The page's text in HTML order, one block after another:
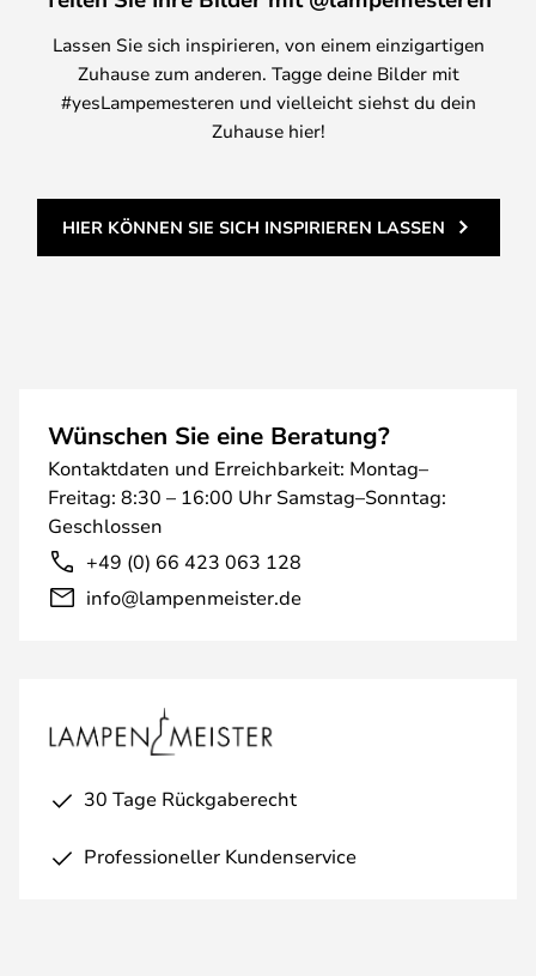
Lassen Sie sich inspirieren, von einem einzigartigen
Zuhause zum anderen. Tagge deine Bilder mit
#yesLampemesteren und vielleicht siehst du dein
Zuhause hier!
HIER KÖNNEN SIE SICH INSPIRIEREN LASSEN
Wünschen Sie eine Beratung?
Kontaktdaten und Erreichbarkeit: Montag–
Freitag: 8:30 – 16:00 Uhr Samstag–Sonntag:
Geschlossen
+49 (0) 66 423 063 128
info@lampenmeister.de
30 Tage Rückgaberecht
Professioneller Kundenservice